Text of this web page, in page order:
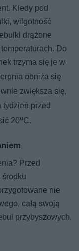
Kiedy pod
wilgotność
drążone
Do
trzyma się je w
obniża się
zwiększa się,
tydzień przed
20oC.
Przed
środku
nie
całą swoją
przybyszowych.